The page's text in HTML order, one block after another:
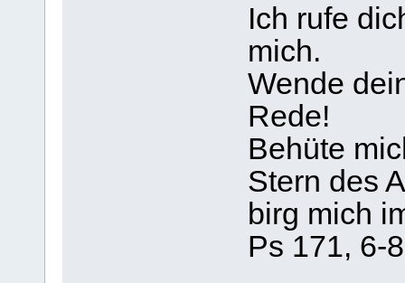
Ich rufe
mich.
Wende
Rede!
Behüte
Stern des
birg mich
Ps 171, 6-8